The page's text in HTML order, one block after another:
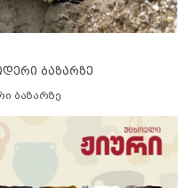
ბაზარზე
ბაზარზე